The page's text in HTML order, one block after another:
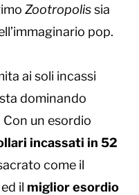
Zootropolissia
pop.
ai soli incassi
sta dominando
un esordio
incassati in 52
come il
ed il miglior esordio